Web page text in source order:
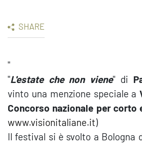
SHARE
"
"L'estate che non viene" di
vinto una menzione speciale a
Concorso nazionale per corto
www.visionitaliane.it)
Il festival si è svolto a Bologna